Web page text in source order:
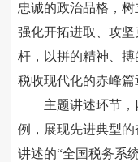
忠诚的政治品格，
强化开拓进取、攻
杆，以拼的精神、
税收现代化的赤峰篇
主题讲述环节，
例，展现先进典型
讲述的“全国税务系